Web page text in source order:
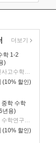
학 1-2
)
홍범준,신사고수학콘텐츠연구회 공저
(10% 할인)
학 수학
년용)
개념원리 수학연구소 저
(10% 할인)
더보기